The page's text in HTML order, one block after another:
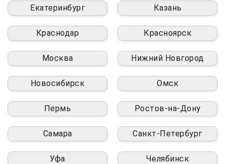
Екатеринбург Казань
Краснодар Красноярск
Москва Нижний Новгород
Новосибирск Омск
Пермь Ростов-на-Дону
Самара Санкт-Петербург
Уфа Челябинск